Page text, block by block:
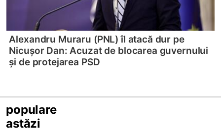
Alexandru Muraru (PNL) îl atacă dur pe
Nicușor Dan: Acuzat de blocarea guvernului
și de protejarea PSD
populare
astăzi